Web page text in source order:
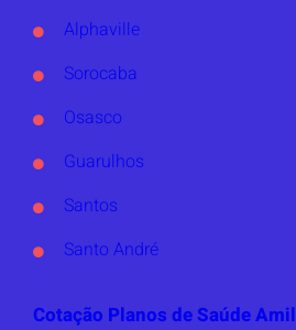
Alphaville
Sorocaba
Osasco
Guarulhos
Santos
Santo André
Cotação Planos de Saúde Amil